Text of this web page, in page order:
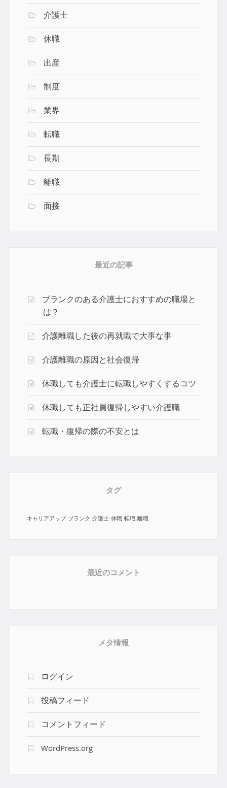
介護士
休職
出産
制度
業界
転職
長期
離職
面接
最近の記事
ブランクのある介護士におすすめの職場と
は？
介護離職した後の再就職で大事な事
介護離職の原因と社会復帰
休職しても介護士に転職しやすくするコツ
休職しても正社員復帰しやすい介護職
転職・復帰の際の不安とは
タグ
キャリアアップ ブランク 介護士 休職 転職 離職
最近のコメント
メタ情報
ログイン
投稿フィード
コメントフィード
WordPress.org